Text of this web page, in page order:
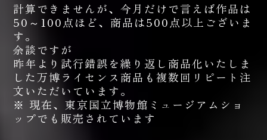
計算できませんが、今月だけで言えば作品は
50～100点ほど、商品は500点以上ございま
す。
余談ですが
昨年より試行錯誤を繰り返し商品化いたしま
した万博ライセンス商品も複数回リピート注
文いただいています。
※ 現在、東京国立博物館ミュージアムショ
ップでも販売されています